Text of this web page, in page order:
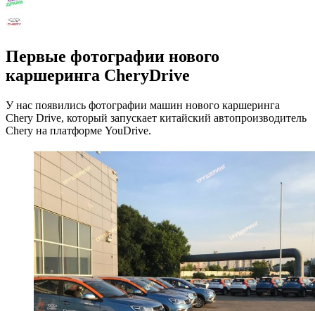
Первые фотографии нового
каршеринга CheryDrive
У нас появились фотографии машин нового каршеринга
Chery Drive, который запускает китайский автопроизводитель
Chery на платформе YouDrive.